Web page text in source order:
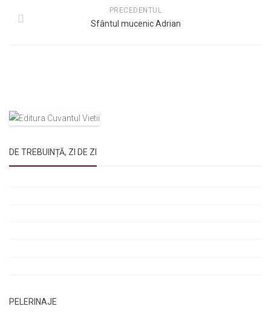
PRECEDENTUL
Sfântul mucenic Adrian
DE TREBUINȚĂ, ZI DE ZI
PELERINAJE